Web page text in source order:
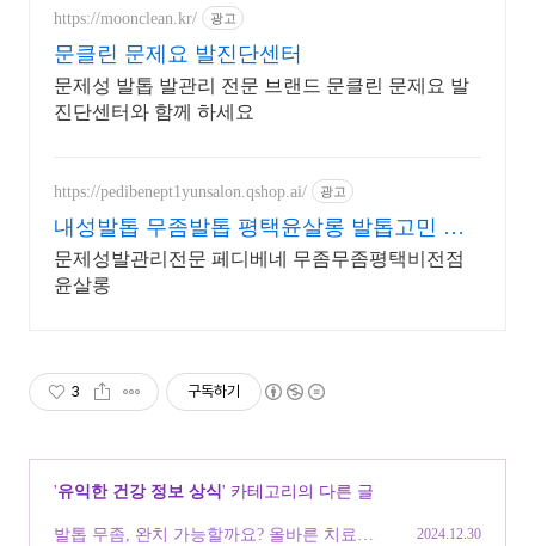
https://moonclean.kr/ 광고
문클린 문제요 발진단센터
문제성 발톱 발관리 전문 브랜드 문클린 문제요 발
진단센터와 함께 하세요
https://pedibenept1yunsalon.qshop.ai/ 광고
내성발톱 무좀발톱 평택윤살롱 발톱고민 무
료상담 환영합니다
문제성발관리전문 페디베네 무좀무좀평택비전점
윤살롱
3 구독하기
'유익한 건강 정보 상식' 카테고리의 다른 글
발톱 무좀, 완치 가능할까요? 올바른 치료방
2024.12.30